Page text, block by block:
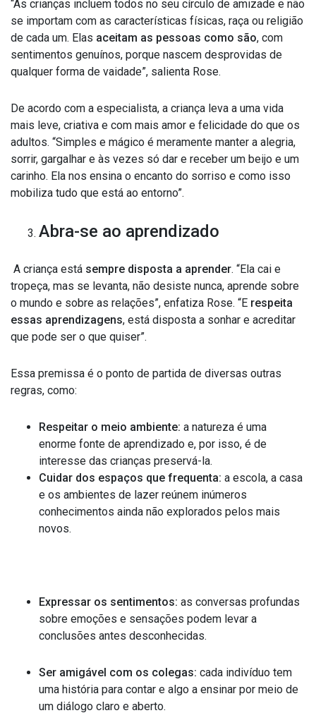
“As crianças incluem todos no seu círculo de amizade e não
se importam com as características físicas, raça ou religião
de cada um. Elas aceitam as pessoas como são, com
sentimentos genuínos, porque nascem desprovidas de
qualquer forma de vaidade”, salienta Rose.
De acordo com a especialista, a criança leva a uma vida
mais leve, criativa e com mais amor e felicidade do que os
adultos. “Simples e mágico é meramente manter a alegria,
sorrir, gargalhar e às vezes só dar e receber um beijo e um
carinho. Ela nos ensina o encanto do sorriso e como isso
mobiliza tudo que está ao entorno”.
Abra-se ao aprendizado
A criança está sempre disposta a aprender. “Ela cai e
tropeça, mas se levanta, não desiste nunca, aprende sobre
o mundo e sobre as relações”, enfatiza Rose. “E respeita
essas aprendizagens, está disposta a sonhar e acreditar
que pode ser o que quiser”.
Essa premissa é o ponto de partida de diversas outras
regras, como:
Respeitar o meio ambiente: a natureza é uma
enorme fonte de aprendizado e, por isso, é de
interesse das crianças preservá-la.
Cuidar dos espaços que frequenta: a escola, a casa
e os ambientes de lazer reúnem inúmeros
conhecimentos ainda não explorados pelos mais
novos.
Expressar os sentimentos: as conversas profundas
sobre emoções e sensações podem levar a
conclusões antes desconhecidas.
Ser amigável com os colegas: cada indivíduo tem
uma história para contar e algo a ensinar por meio de
um diálogo claro e aberto.